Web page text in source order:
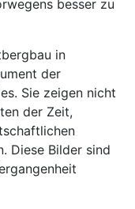
besser zu
in
der
Sie zeigen nicht
der Zeit,
Diese Bilder sind